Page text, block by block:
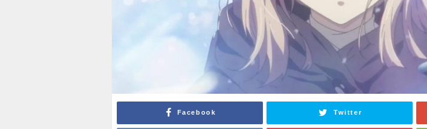
Facebook Twitter